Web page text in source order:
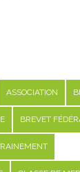
ASSOCIATION
BREVET